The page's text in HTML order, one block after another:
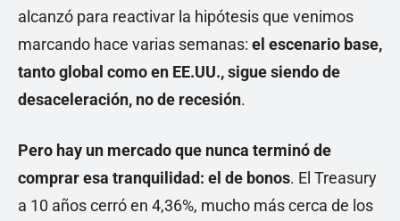
alcanzó para reactivar la hipótesis que venimos
marcando hace varias semanas: el escenario base,
tanto global como en EE.UU., sigue siendo de
desaceleración, no de recesión.
Pero hay un mercado que nunca terminó de
comprar esa tranquilidad: el de bonos. El Treasury
a 10 años cerró en 4,36%, mucho más cerca de los